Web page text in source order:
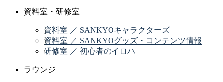
資料室・研修室
資料室 ／ SANKYOキャラクターズ
資料室 ／ SANKYOグッズ・コンテンツ情報
研修室 ／ 初心者のイロハ
ラウンジ